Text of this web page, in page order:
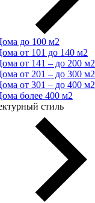
до 100 м2
от 101 до 140 м2
от 141 – до 200 м2
от 201 – до 300 м2
от 301 – до 400 м2
более 400 м2
стиль